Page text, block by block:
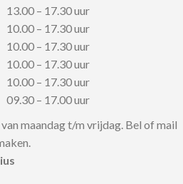
13.00 – 17.30 uur
10.00 – 17.30 uur
10.00 – 17.30 uur
10.00 – 17.30 uur
10.00 – 17.30 uur
09.30 – 17.00 uur
maandag t/m vrijdag. Bel of mail